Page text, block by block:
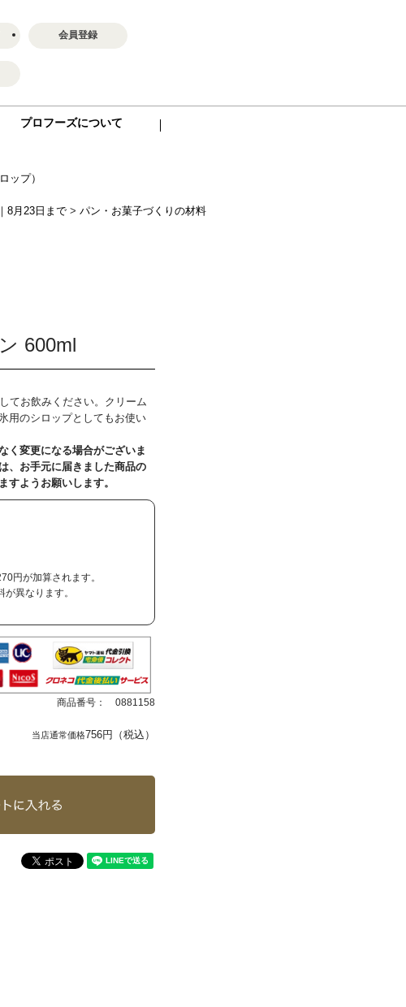
会員登録
プロフーズについて
ップ）
8月23日まで > パン・お菓子づくりの材料
600ml
てお飲みください。クリーム
用のシロップとしてもお使い
く変更になる場合がございま
、お手元に届きました商品の
すようお願いします。
円が加算されます。
異なります。
商品番号： 0881158
当店通常価格756円（税込）